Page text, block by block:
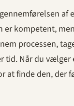
af
er kompetent,
processen,
tid. Når du vælger
at finde den, der